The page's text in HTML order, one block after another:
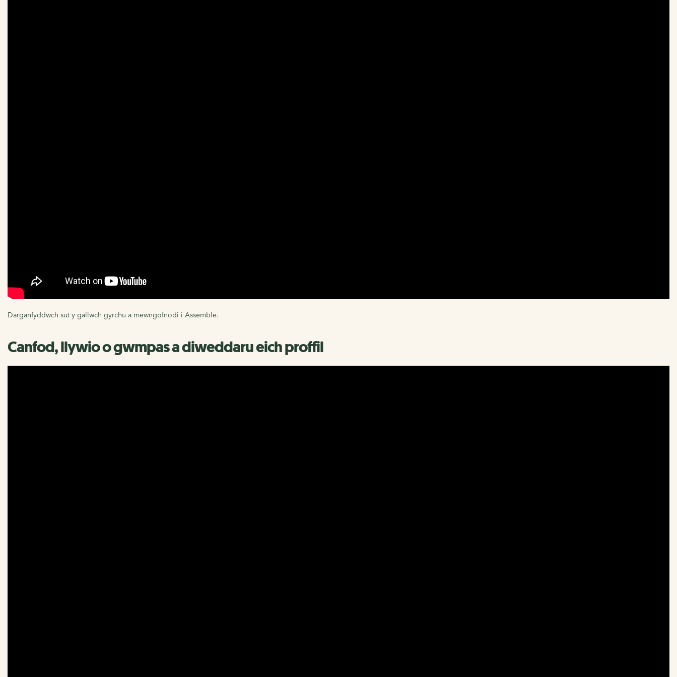
Darganfyddwch sut y gallwch gyrchu a mewngofnodi i Assemble.
Canfod, llywio o gwmpas a diweddaru eich proffil